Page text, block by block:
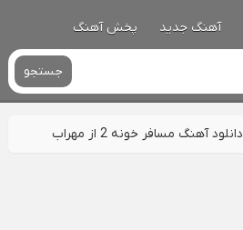
آهنگ جدید پخش آهنگ
جستجو
دانلود آهنگ مسافر خونه 2 از مهراب